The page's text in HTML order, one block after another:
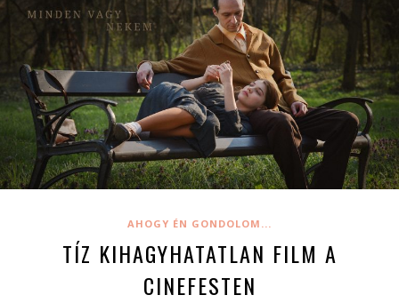
AHOGY ÉN GONDOLOM...
TÍZ KIHAGYHATATLAN FILM A
CINEFESTEN